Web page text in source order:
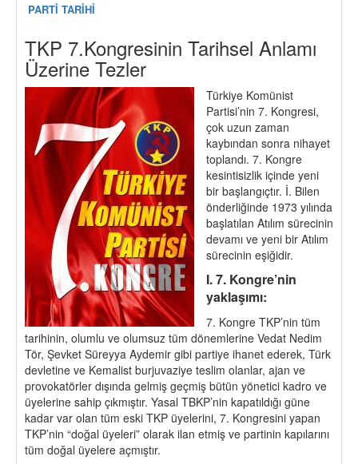
PARTİ TARİHİ
TKP 7.Kongresinin Tarihsel Anlamı
Üzerine Tezler
Türkiye Komünist
Partisi’nin 7. Kongresi,
çok uzun zaman
kaybından sonra nihayet
toplandı. 7. Kongre
kesintisizlik içinde yeni
bir başlangıçtır. İ. Bilen
önderliğinde 1973 yılında
başlatılan Atılım sürecinin
devamı ve yeni bir Atılım
sürecinin eşiğidir.
I. 7. Kongre’nin
yaklaşımı:
7. Kongre TKP’nin tüm
tarihinin, olumlu ve olumsuz tüm dönemlerine Vedat Nedim
Tör, Şevket Süreyya Aydemir gibi partiye ihanet ederek, Türk
devletine ve Kemalist burjuvaziye teslim olanlar, ajan ve
provokatörler dışında gelmiş geçmiş bütün yönetici kadro ve
üyelerine sahip çıkmıştır. Yasal TBKP’nin kapatıldığı güne
kadar var olan tüm eski TKP üyelerini, 7. Kongresini yapan
TKP’nin “doğal üyeleri” olarak ilan etmiş ve partinin kapılarını
tüm doğal üyelere açmıştır.